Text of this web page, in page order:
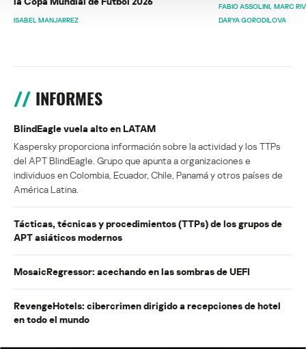
ISABEL MANJARREZ
FABIO ASSOLINI MARC
DARYA GORODILOVA
INFORMES
BlindEagle vuela alto en LATAM
Kaspersky proporciona información sobre la actividad y los TTPs
del APT BlindEagle. Grupo que apunta a organizaciones e
individuos en Colombia, Ecuador, Chile, Panamá y otros países de
América Latina.
Tácticas, técnicas y procedimientos (TTPs) de los grupos de
APT asiáticos modernos
MosaicRegressor: acechando en las sombras de UEFI
RevengeHotels: cibercrimen dirigido a recepciones de hotel
en todo el mundo